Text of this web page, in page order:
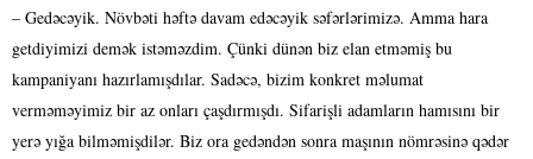
– Gedəcəyik. Növbəti həftə davam edəcəyik səfərlərimizə. Amma hara
getdiyimizi demək istəməzdim. Çünki dünən biz elan etməmiş bu
kampaniyanı hazırlamışdılar. Sadəcə, bizim konkret məlumat
verməməyimiz bir az onları çaşdırmışdı. Sifarişli adamların hamısını bir
yerə yığa bilməmişdilər. Biz ora gedəndən sonra maşının nömrəsinə qədər